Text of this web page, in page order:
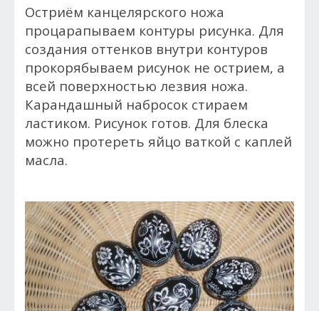
Остриём канцелярского ножа
процарапываем контуры рисунка. Для
создания оттенков внутри контуров
прокорябываем рисунок не острием, а
всей поверхностью лезвия ножа.
Карандашный набросок стираем
ластиком. Рисунок готов. Для блеска
можно протереть яйцо ваткой с каплей
масла.